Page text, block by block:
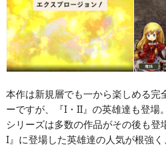
本作は新規層でも一から楽しめる完
ーですが、『I・II』の英雄達も登場
シリーズは多数の作品がその後も登
I』に登場した英雄達の人気が根強